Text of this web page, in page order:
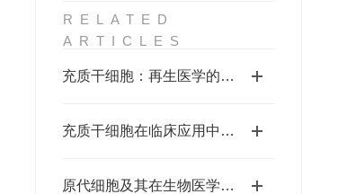
RELATED
ARTICLES
充质干细胞：再生医学的希望之星
充质干细胞在临床应用中的潜在价值
原代细胞及其在生物医学领域中的应用